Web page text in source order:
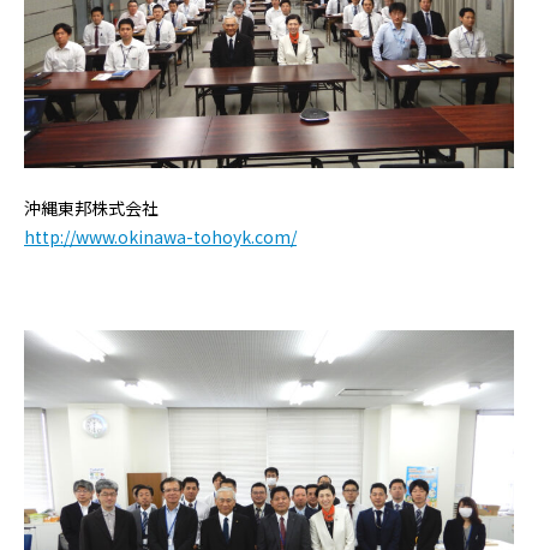
沖縄東邦株式会社
http://www.okinawa-tohoyk.com/